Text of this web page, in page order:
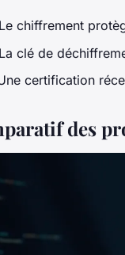
chiffrement
clé de
certification
des